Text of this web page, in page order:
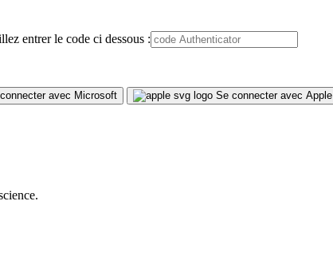
entrer le code ci dessous :
avec Microsoft Se connecter avec Apple